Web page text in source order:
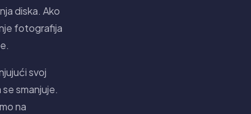
diska. Ako
fotografija
svoj
smanjuje.
na